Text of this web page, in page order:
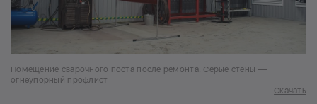
Помещение сварочного поста после ремонта. Серые стены —
огнеупорный профлист
Скачать